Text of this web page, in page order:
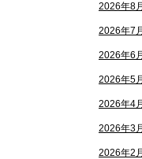
2026年8月
2026年7月
2026年6月
2026年5月
2026年4月
2026年3月
2026年2月